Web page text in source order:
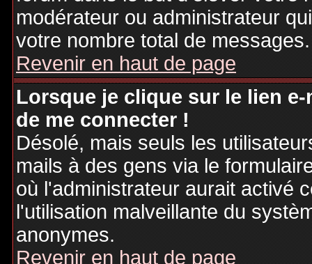
modérateur ou administrateur
votre nombre total de messages.
Revenir en haut de page
Lorsque je clique sur le lien
de me connecter !
Désolé, mais seuls les
mails à des gens via le
où l'administrateur aurait activé
l'utilisation malveillante du
anonymes.
Revenir en haut de page